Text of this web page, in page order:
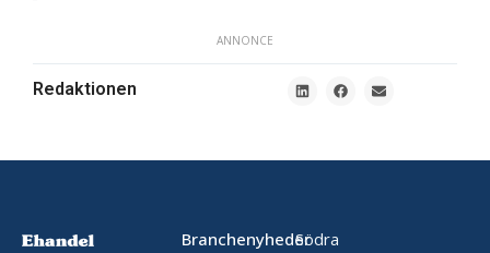
ANNONCE
Redaktionen
BranchenyhederSödra